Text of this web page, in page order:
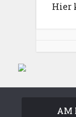
Hier
AM